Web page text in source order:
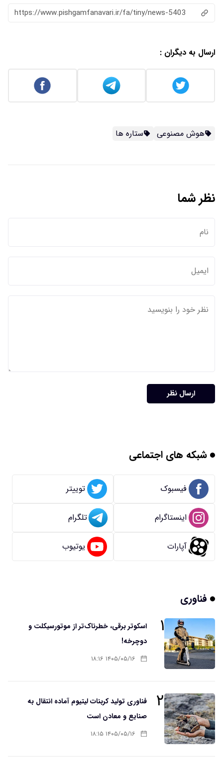
https://www.pishgamfanavari.ir/fa/tiny/news-5403
ارسال به دیگران :
هوش مصنوعی ستاره ها
نظر شما
ارسال نظر
شبکه های اجتماعی
فیسبوک توییتر
اینستاگرام تلگرام
آپارات یوتیوب
فناوری
۱
اسکوتر برقی، خطرناک‌تر از موتورسیکلت و
دوچرخه!
۱۴۰۵/۰۵/۱۶ ۱۸:۱۶
۲
فناوری تولید کربنات لیتیوم آماده انتقال به
صنایع و معادن است
۱۴۰۵/۰۵/۱۶ ۱۸:۱۵